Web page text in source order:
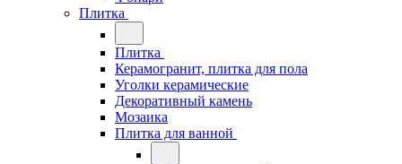
Плитка
Плитка
Керамогранит, плитка для пола
Уголки керамические
Декоративный камень
Мозаика
Плитка для ванной